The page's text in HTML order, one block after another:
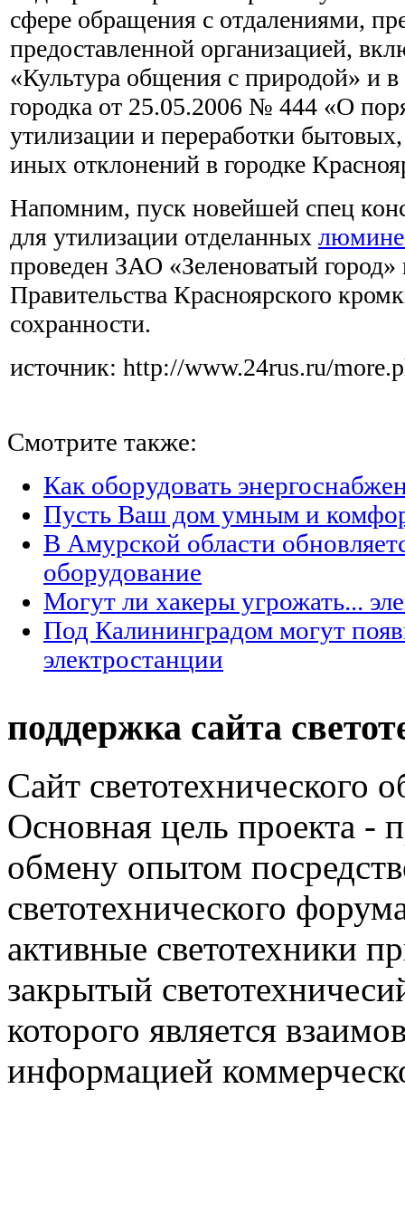
сфере обращения с отдалениями,
предоставленной организацией,
«Культура общения с природой» и
городка от 25.05.2006 № 444 «О
утилизации и переработки
иных отклонений в городке
Напомним, пуск новейшей спец
для утилизации отделанных
проведен ЗАО «Зеленоватый
Правительства Красноярского
сохранности.
источник: http://www.24rus.ru/
Смотрите также:
Как оборудовать
Пусть Ваш дом умным и
В Амурской области
оборудование
Могут ли хакеры угрожать...
Под Калининградом могут
электростанции
поддержка сайта
Сайт светотехнического
Основная цель проекта -
обмену опытом
светотехнического
активные светотехники
закрытый
которого является
информацией